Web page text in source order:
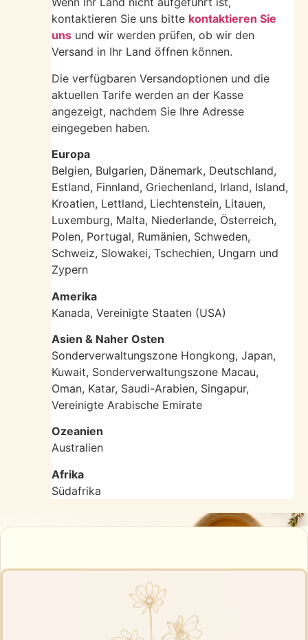
kontaktieren Sie uns bitte kontaktieren Sie
uns und wir werden prüfen, ob wir den
Versand in Ihr Land öffnen können.
Die verfügbaren Versandoptionen und die
aktuellen Tarife werden an der Kasse
angezeigt, nachdem Sie Ihre Adresse
eingegeben haben.
Europa
Belgien, Bulgarien, Dänemark, Deutschland,
Estland, Finnland, Griechenland, Irland, Island,
Kroatien, Lettland, Liechtenstein, Litauen,
Luxemburg, Malta, Niederlande, Österreich,
Polen, Portugal, Rumänien, Schweden,
Schweiz, Slowakei, Tschechien, Ungarn und
Zypern
Amerika
Kanada, Vereinigte Staaten (USA)
Asien & Naher Osten
Sonderverwaltungszone Hongkong, Japan,
Kuwait, Sonderverwaltungszone Macau,
Oman, Katar, Saudi-Arabien, Singapur,
Vereinigte Arabische Emirate
Ozeanien
Australien
Afrika
Südafrika